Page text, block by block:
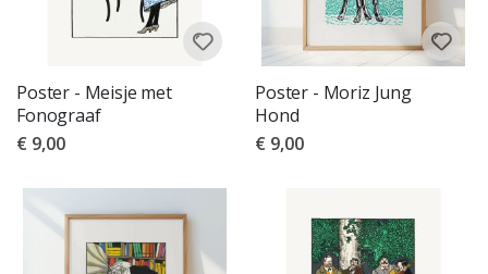
Poster - Meisje met
Fonograaf
€ 9,00
Poster - Moriz Jung
Hond
€ 9,00